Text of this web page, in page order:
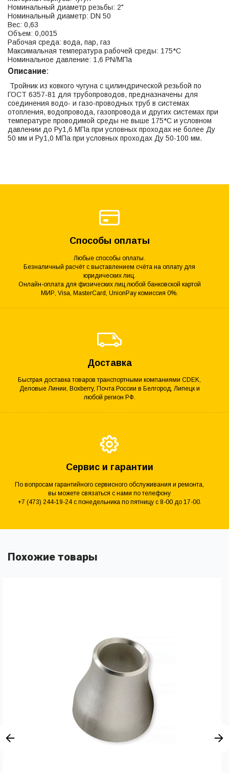
Номинальный диаметр резьбы: 2"
Номинальный диаметр: DN 50
Вес: 0,63
Объем: 0,0015
Рабочая среда: вода, пар, газ
Максимальная температура рабочей среды: 175*С
Номинальное давление: 1,6 PN/МПа
Описание:
Тройник из ковкого чугуна с цилиндрической резьбой по
ГОСТ 6357-81 для трубопроводов, предназначены для
соединения водо- и газо-проводных труб в системах
отопления, водопровода, газопровода и других системах при
температуре проводимой среды не выше 175*С и условном
давлении до Ру1,6 МПа при условных проходах не более Ду
50 мм и Ру1,0 МПа при условных проходах Ду 50-100 мм.
Способы оплаты
Любые способы оплаты.
Безналичный расчёт с выставлением счёта на оплату для
юридических лиц.
Онлайн-оплата для физических лиц любой банковской картой
МИР, Visa, MasterCard, UnionPay комиссия 0%.
Доставка
Быстрая доставка товаров транспортными компаниями CDEK,
Деловые Линии, Boxberry, Почта России в Белгород, Липецк и
любой регион РФ.
Сервис и гарантии
По вопросам гарантийного сервисного обслуживания и ремонта,
вы можете связаться с нами по телефону
+7 (473) 244-19-24 с понедельника по пятницу с 8-00 до 17-00.
Похожие товары